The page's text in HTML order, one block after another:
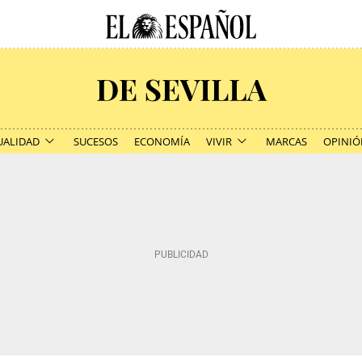
SUCESOS ECONOMÍA VIVIR MARCAS